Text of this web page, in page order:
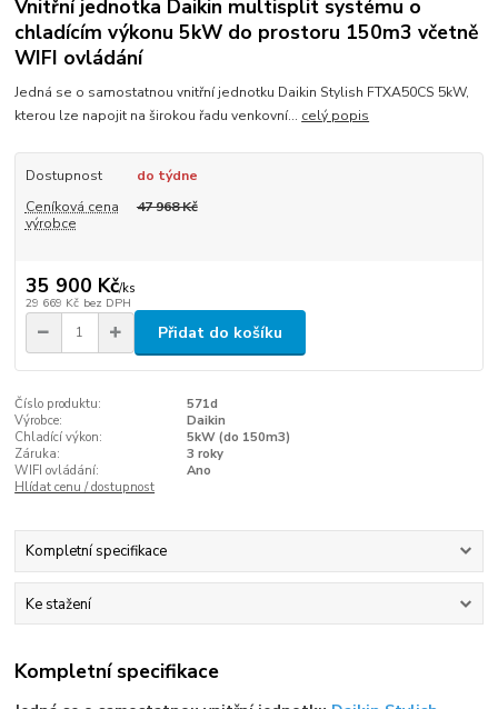
Vnitřní jednotka Daikin multisplit systému o
chladícím výkonu 5kW do prostoru 150m3 včetně
WIFI ovládání
Jedná se o samostatnou vnitřní jednotku Daikin Stylish FTXA50CS 5kW,
kterou lze napojit na širokou řadu venkovní... celý popis
Dostupnost
do týdne
Ceníková cena
výrobce
47 968 Kč
35 900 Kč/ks
29 669 Kč bez DPH
Přidat do košíku
Číslo produktu:
571d
Výrobce:
Daikin
Chladící výkon:
5kW (do 150m3)
Záruka:
3 roky
WIFI ovládání:
Ano
Hlídat cenu / dostupnost
Kompletní specifikace
Ke stažení
Kompletní specifikace